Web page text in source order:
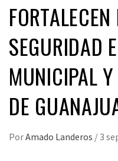
SEGURIDAD
MUNICIPAL
DE
PorAmado Landeros / 3